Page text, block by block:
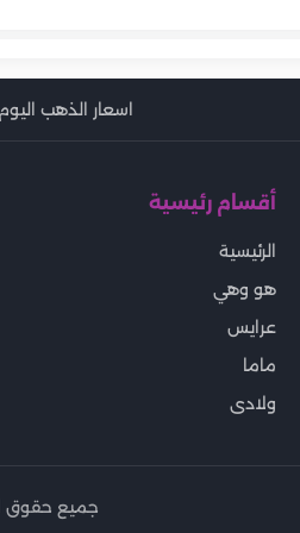
اسعار الذهب
أقسام رئيسية
الرئيسية
هو وهي
عرايس
ماما
ولادى
جميع حقوق